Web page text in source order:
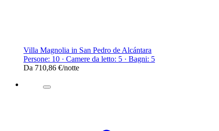
Villa Magnolia in San Pedro de Alcántara
Persone: 10 · Camere da letto: 5 · Bagni: 5
Da 710,86 €/notte